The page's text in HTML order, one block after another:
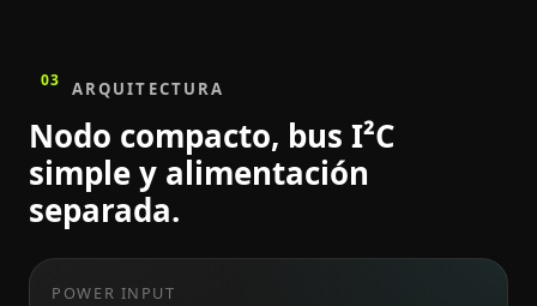
03 ARQUITECTURA
Nodo compacto, bus I²C
simple y alimentación
separada.
POWER INPUT